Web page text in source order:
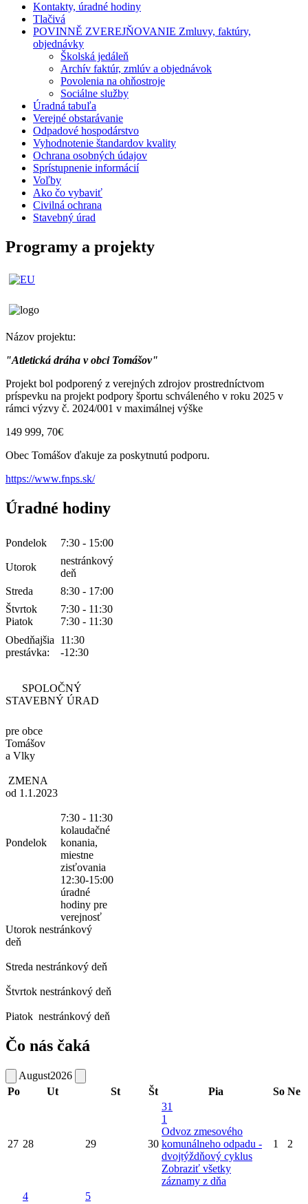
Kontakty, úradné hodiny
Tlačivá
POVINNĚ ZVEREJŇOVANIE Zmluvy, faktúry,
objednávky
Školská jedáleň
Archív faktúr, zmlúv a objednávok
Povolenia na ohňostroje
Sociálne služby
Úradná tabuľa
Verejné obstarávanie
Odpadové hospodárstvo
Vyhodnotenie štandardov kvality
Ochrana osobných údajov
Sprístupnenie informácií
Voľby
Ako čo vybaviť
Civilná ochrana
Stavebný úrad
Programy a projekty
Názov projektu:
"Atletická dráha v obci Tomášov"
Projekt bol podporený z verejných zdrojov prostredníctvom
príspevku na projekt podpory športu schváleného v roku 2025 v
rámci výzvy č. 2024/001 v maximálnej výške
149 999, 70€
Obec Tomášov ďakuje za poskytnutú podporu.
https://www.fnps.sk/
Úradné hodiny
Pondelok 7:30 - 15:00
Utorok
nestránkový
deň
Streda
8:30 - 17:00
Štvrtok
7:30 - 11:30
Piatok
7:30 - 11:30
Obedňajšia
prestávka:
11:30
-12:30
SPOLOČNÝ
STAVEBNÝ ÚRAD
pre obce
Tomášov
a Vlky
ZMENA
od 1.1.2023
Pondelok
7:30 - 11:30
kolaudačné
konania,
miestne
zisťovania
12:30-15:00
úradné
hodiny pre
verejnosť
Utorok nestránkový
deň
Streda nestránkový deň
Štvrtok nestránkový deň
Piatok nestránkový deň
Čo nás čaká
August2026
Po
Ut St Št Pia So Ne
27 28 29 30
31
1
Odvoz zmesového
komunálneho odpadu -
dvojtýždňový cyklus
Zobraziť všetky
záznamy z dňa
1 2
4
5